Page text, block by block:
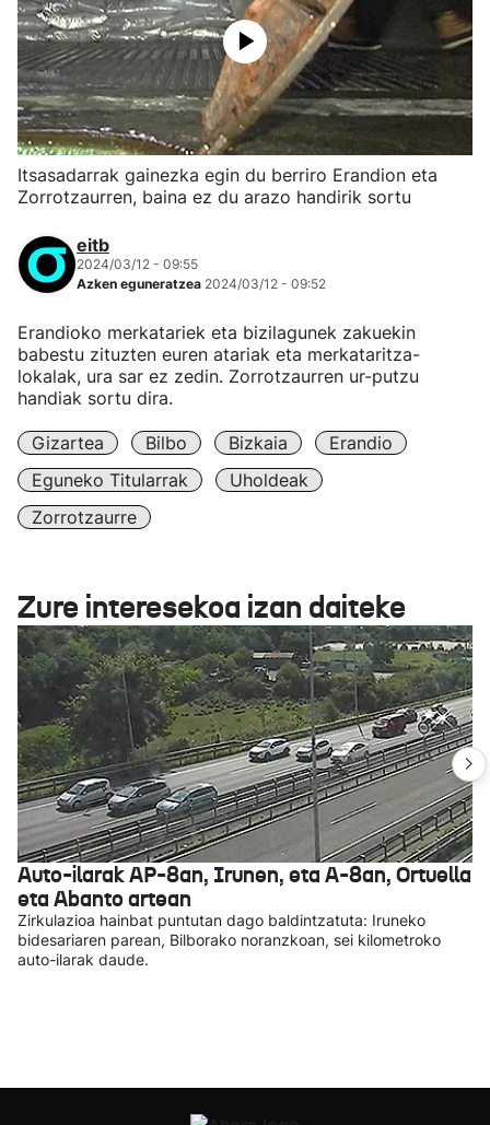
Itsasadarrak gainezka egin du berriro Erandion eta
Zorrotzaurren, baina ez du arazo handirik sortu
eitb
2024/03/12 - 09:55
Azken eguneratzea 2024/03/12 - 09:52
Erandioko merkatariek eta bizilagunek zakuekin
babestu zituzten euren atariak eta merkataritza-
lokalak, ura sar ez zedin. Zorrotzaurren ur-putzu
handiak sortu dira.
Gizartea Bilbo Bizkaia
Erandio
Eguneko Titularrak
Uholdeak
Zorrotzaurre
Zure interesekoa izan daiteke
Auto-ilarak AP-8an, Irunen, eta A-8an, Ortuella
eta Abanto artean
Zirkulazioa hainbat puntutan dago baldintzatuta: Iruneko
bidesariaren parean, Bilborako noranzkoan, sei kilometroko
auto-ilarak daude.